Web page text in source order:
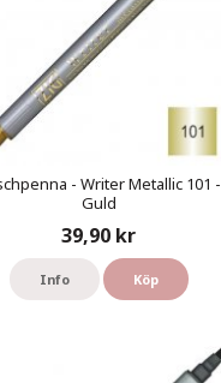
- Writer Metallic 101 -
Guld
39,90 kr
Info Köp